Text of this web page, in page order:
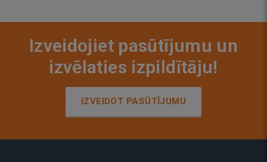
Izveidojiet pasūtījumu un
izvēlaties izpildītāju!
IZVEIDOT PASŪTĪJUMU